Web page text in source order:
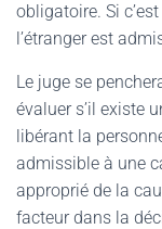
obligatoire. Si
l’étranger est
Le juge se
évaluer s’il existe
libérant la
admissible à une
approprié de la
facteur dans la